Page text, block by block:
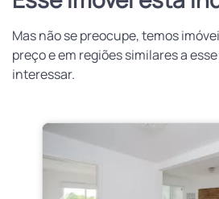
Mas não se preocupe, temos
preço e em regiões similares a
interessar.